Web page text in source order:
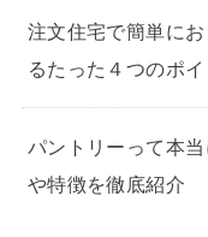
注文住宅で簡単に
るたった４つのポ
パントリーって本
や特徴を徹底紹介